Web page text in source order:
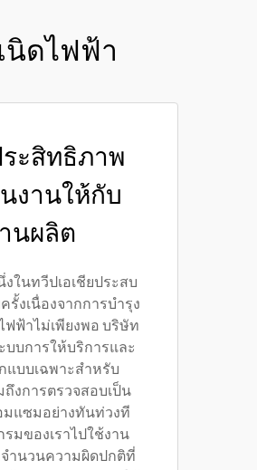
นิดไฟฟ้า
ะสิทธิภาพ
งานให้กับ
านผลิต
ในทวีปเอเชียประสบ
งเนื่องจากการบำรุง
ฟฟ้าไม่เพียงพอ บริษัท
บบการให้บริการและ
แบบเฉพาะสำหรับ
ถึงการตรวจสอบเป็น
มแซมอย่างทันท่วงที
มของเราไปใช้งาน
จำนวนความผิดปกติที่